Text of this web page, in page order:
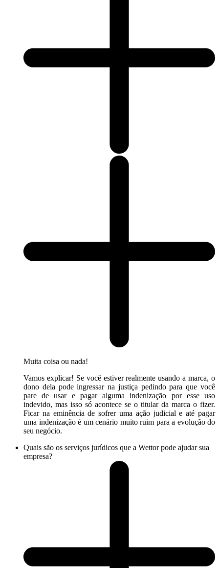
Muita coisa ou nada!
Vamos explicar! Se você estiver realmente usando a marca, o
dono dela pode ingressar na justiça pedindo para que você
pare de usar e pagar alguma indenização por esse uso
indevido, mas isso só acontece se o titular da marca o fizer.
Ficar na eminência de sofrer uma ação judicial e até pagar
uma indenização é um cenário muito ruim para a evolução do
seu negócio.
Quais são os serviços jurídicos que a Wettor pode ajudar sua
empresa?